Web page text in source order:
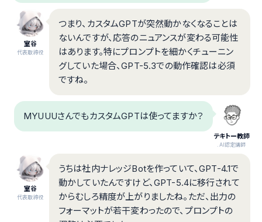
室谷
代表取締役
つまり、カスタムGPTが突然動かなくなることは
ないんですが、応答のニュアンスが変わる可能性
はあります。特にプロンプトを細かくチューニン
グしていた場合、GPT-5.3での動作確認は必須
ですね。
テキトー教師
.AI認定講師
MYUUUさんでもカスタムGPTは使ってますか？
室谷
代表取締役
うちは社内ナレッジBotを作っていて、GPT-4.1で
動かしていたんですけど、GPT-5.4に移行されて
からむしろ精度が上がりましたね。ただ、出力の
フォーマットが若干変わったので、プロンプトの